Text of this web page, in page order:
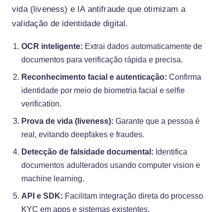
vida (liveness) e IA antifraude que otimizam a
validação de identidade digital.
OCR inteligente: Extrai dados automaticamente de
documentos para verificação rápida e precisa.
Reconhecimento facial e autenticação: Confirma
identidade por meio de biometria facial e selfie
verification.
Prova de vida (liveness): Garante que a pessoa é
real, evitando deepfakes e fraudes.
Detecção de falsidade documental: Identifica
documentos adulterados usando computer vision e
machine learning.
API e SDK: Facilitam integração direta do processo
KYC em apps e sistemas existentes.